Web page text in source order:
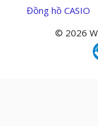
Đồng hồ CASIO
© 2026